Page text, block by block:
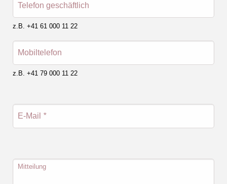
Telefon geschäftlich
z.B. +41 61 000 11 22
Mobiltelefon
z.B. +41 79 000 11 22
E-Mail *
Mitteilung